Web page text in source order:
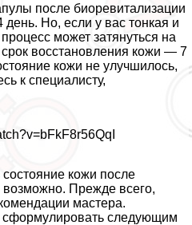
после биоревитализации
Но, если у вас тонкая и
может затянуться на
восстановления кожи — 7
кожи не улучшилось,
к специалисту,
кожи после
Прежде всего,
мастера.
следующим